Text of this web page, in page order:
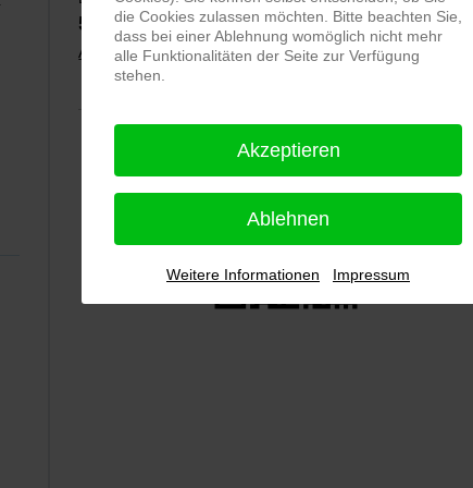
5,0 ⭐⭐⭐⭐⭐bei 144 Google-Rezensionen (Stand 02.01.2026)
Alle Rezensionen ansehen|Bewertung abgeben
die Cookies zulassen möchten. Bitte beachten Sie,
dass bei einer Ablehnung womöglich nicht mehr
alle Funktionalitäten der Seite zur Verfügung
stehen.
Akzeptieren
Ablehnen
Weitere Informationen Impressum